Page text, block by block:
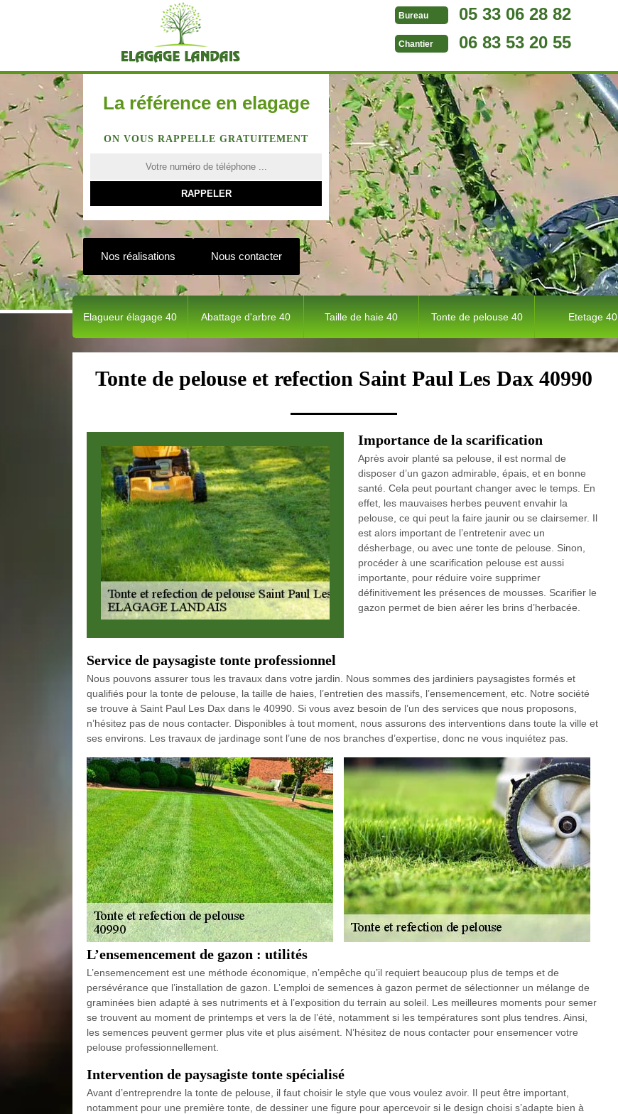
Bureau 05 33 06 28 82
Chantier 06 83 53 20 55
La référence en elagage
ON VOUS RAPPELLE GRATUITEMENT
Nos réalisations Nous contacter
Elagueur élagage 40 Abattage d'arbre 40 Taille de haie 40 Tonte de pelouse 40 Etetage 40
Tonte de pelouse et refection Saint Paul Les Dax 40990
Importance de la scarification
Après avoir planté sa pelouse, il est normal de
disposer d’un gazon admirable, épais, et en bonne
santé. Cela peut pourtant changer avec le temps. En
effet, les mauvaises herbes peuvent envahir la
pelouse, ce qui peut la faire jaunir ou se clairsemer. Il
est alors important de l’entretenir avec un
désherbage, ou avec une tonte de pelouse. Sinon,
procéder à une scarification pelouse est aussi
importante, pour réduire voire supprimer
définitivement les présences de mousses. Scarifier le
gazon permet de bien aérer les brins d’herbacée.
Service de paysagiste tonte professionnel
Nous pouvons assurer tous les travaux dans votre jardin. Nous sommes des jardiniers paysagistes formés et
qualifiés pour la tonte de pelouse, la taille de haies, l’entretien des massifs, l’ensemencement, etc. Notre société
se trouve à Saint Paul Les Dax dans le 40990. Si vous avez besoin de l’un des services que nous proposons,
n’hésitez pas de nous contacter. Disponibles à tout moment, nous assurons des interventions dans toute la ville et
ses environs. Les travaux de jardinage sont l’une de nos branches d’expertise, donc ne vous inquiétez pas.
L’ensemencement de gazon : utilités
L’ensemencement est une méthode économique, n’empêche qu’il requiert beaucoup plus de temps et de
persévérance que l’installation de gazon. L’emploi de semences à gazon permet de sélectionner un mélange de
graminées bien adapté à ses nutriments et à l’exposition du terrain au soleil. Les meilleures moments pour semer
se trouvent au moment de printemps et vers la de l’été, notamment si les températures sont plus tendres. Ainsi,
les semences peuvent germer plus vite et plus aisément. N’hésitez de nous contacter pour ensemencer votre
pelouse professionnellement.
Intervention de paysagiste tonte spécialisé
Avant d’entreprendre la tonte de pelouse, il faut choisir le style que vous voulez avoir. Il peut être important,
notamment pour une première tonte, de dessiner une figure pour apercevoir si le design choisi s’adapte bien à